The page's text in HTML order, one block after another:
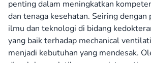
penting dalam meningkatkan
dan tenaga kesehatan. Seiring dengan
ilmu dan teknologi di bidang
yang baik terhadap mechanical
menjadi kebutuhan yang mendesak.